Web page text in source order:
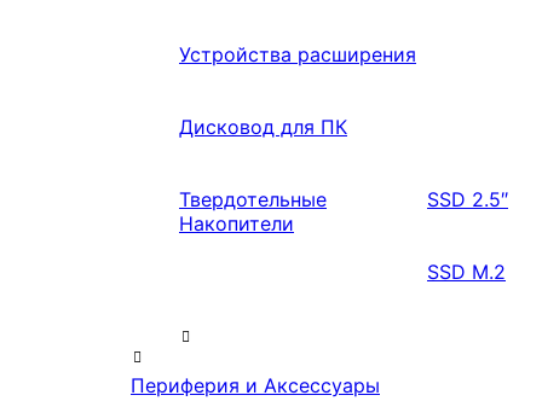
Устройства расширения
Дисковод для ПК
Твердотельные
Накопители
SSD 2.5″
SSD M.2
Периферия и Аксессуары